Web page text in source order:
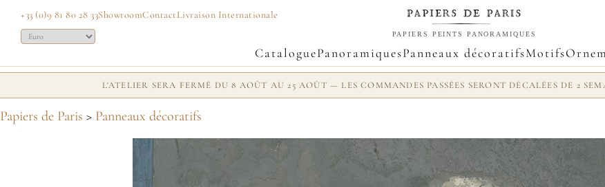
+33 (0)9 81 80 28 33ShowroomContactLivraison Internationale
PAPIERS PEINTS PANORAMIQUES
CataloguePanoramiquesPanneaux décoratifsMotifs
L'ATELIER SERA FERMÉ DU 8 AOÛT AU 25 AOÛT — LES COMMANDES PASSÉES SERONT DÉCALÉES DE 2
Papiers de Paris > Panneaux décoratifs